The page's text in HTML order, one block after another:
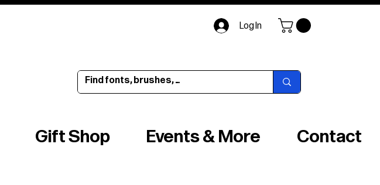
Log In
Gift Shop Events & More Contact